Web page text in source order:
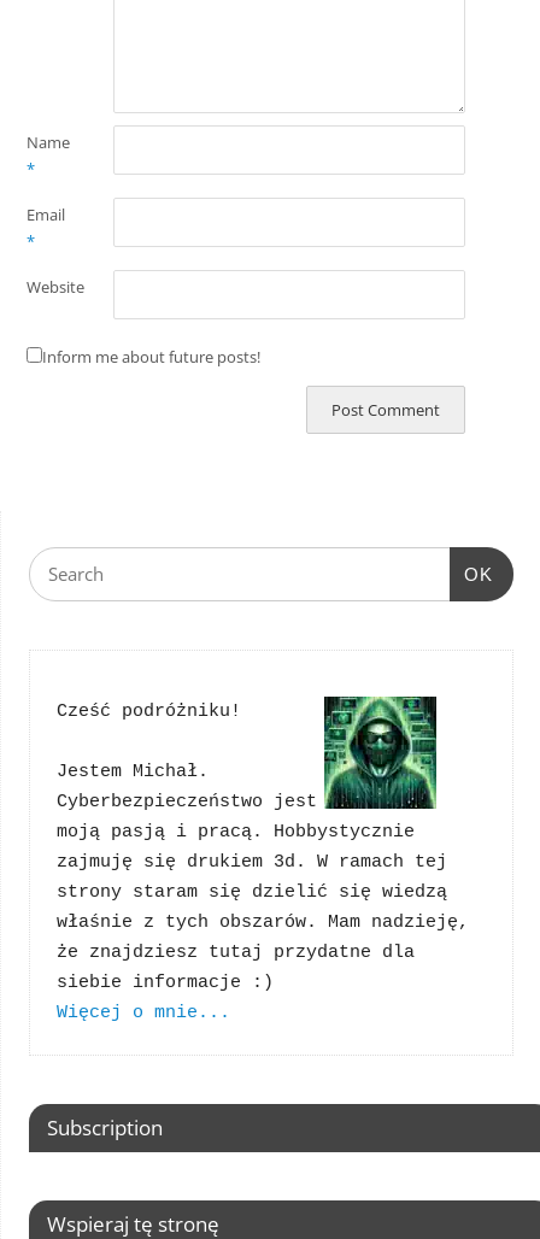
Name
*
Email
*
Website
Inform me about future posts!
OK
Cześć podróżniku!
Jestem Michał.
Cyberbezpieczeństwo jest
moją pasją i pracą. Hobbystycznie
zajmuję się drukiem 3d. W ramach tej
strony staram się dzielić się wiedzą
właśnie z tych obszarów. Mam nadzieję,
że znajdziesz tutaj przydatne dla
Więcej o mnie...
Subscription
Wspieraj tę stronę